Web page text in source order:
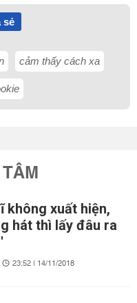
sẻ
cảm thấy cách xa
không xuất hiện,
hát thì lấy đâu ra
23:52 | 14/11/2018